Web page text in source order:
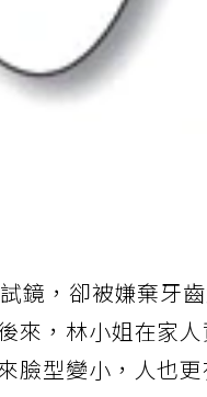
鏡，卻被嫌棄牙
來，林小姐在家
臉型變小，人也更